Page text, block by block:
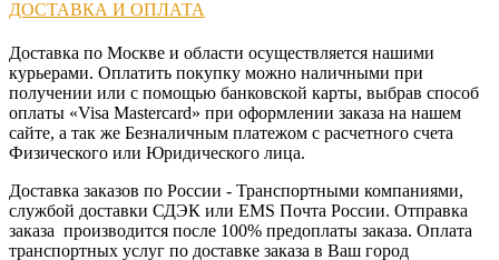
ДОСТАВКА И ОПЛАТА
Доставка по Москве и области осуществляется нашими
курьерами. Оплатить покупку можно наличными при
получении или с помощью банковской карты, выбрав способ
оплаты «Visa Mastercard» при оформлении заказа на нашем
сайте, а так же Безналичным платежом с расчетного счета
Физического или Юридического лица.
Доставка заказов по России - Транспортными компаниями,
службой доставки СДЭК или EMS Почта России. Отправка
заказа производится после 100% предоплаты заказа. Оплата
транспортных услуг по доставке заказа в Ваш город